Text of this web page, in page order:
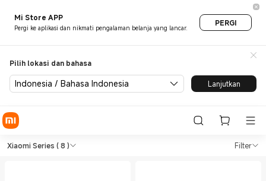
Mi Store APP
Pergi ke aplikasi dan nikmati pengalaman belanja yang lancar.
PERGI
Pilih lokasi dan bahasa
Indonesia / Bahasa Indonesia Lanjutkan
Shop Phones Xiaomi Series
Xiaomi Series ( 8 ) Filter
Shop Phones Xiaomi Series in Xiaomi